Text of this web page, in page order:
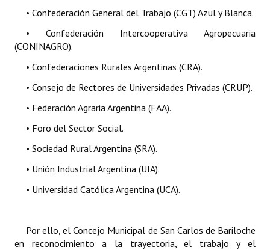
• Confederación General del Trabajo (CGT) Azul y Blanca.
• Confederación Intercooperativa Agropecuaria
(CONINAGRO).
• Confederaciones Rurales Argentinas (CRA).
• Consejo de Rectores de Universidades Privadas (CRUP).
• Federación Agraria Argentina (FAA).
• Foro del Sector Social.
• Sociedad Rural Argentina (SRA).
• Unión Industrial Argentina (UIA).
• Universidad Católica Argentina (UCA).
Por ello, el Concejo Municipal de San Carlos de Bariloche
en reconocimiento a la trayectoria, el trabajo y el